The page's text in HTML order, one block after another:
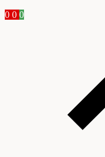
0 0 0